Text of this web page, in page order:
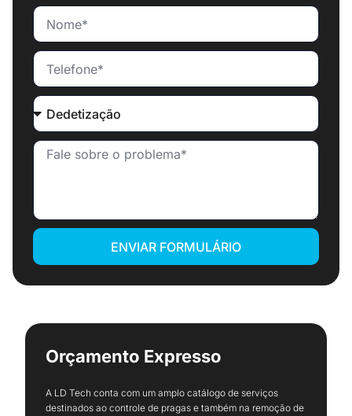
ENVIAR FORMULÁRIO
Orçamento Expresso
A LD Tech conta com um amplo catálogo de serviços
destinados ao controle de pragas e também na remoção de